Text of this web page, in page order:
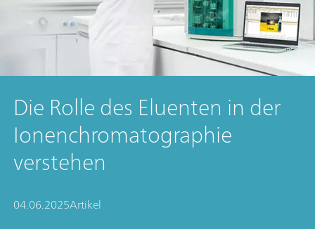
Die Rolle des Eluenten in der
Ionenchromatographie
verstehen
04.06.2025Artikel